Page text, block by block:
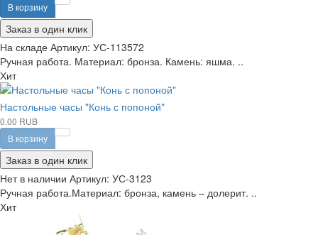
В корзину
Заказ в один клик
На складе Артикул: УС-113572
Ручная работа. Материал: бронза. Камень: яшма. ..
Хит
Настольные часы "Конь с попоной"
0.00 RUB
В корзину
Заказ в один клик
Нет в наличии Артикул: УС-3123
Ручная работа.Материал: бронза, камень – долерит. ..
Хит